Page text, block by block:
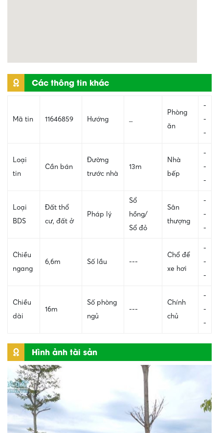
Các thông tin khác
Mã tin 11646859 Hướng
Phòng
ăn
-
-
-
Loại
tin
Cần bán
Đường
trước nhà
13m
Nhà
bếp
-
-
-
Loại
BDS
Đất thổ
cư, đất ở
Pháp lý
Sổ
hồng/
Sổ đỏ
Sân
thượng
-
-
-
Chiều
ngang
6,6m Số lầu ---
Chổ để
xe hơi
-
-
-
Chiều
dài
16m
Số phòng
ngủ
---
Chính
chủ
-
-
-
Hình ảnh tài sản